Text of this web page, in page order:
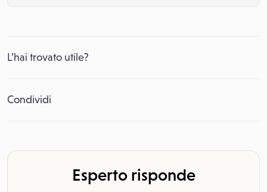
L’hai trovato utile?
Condividi
Esperto risponde